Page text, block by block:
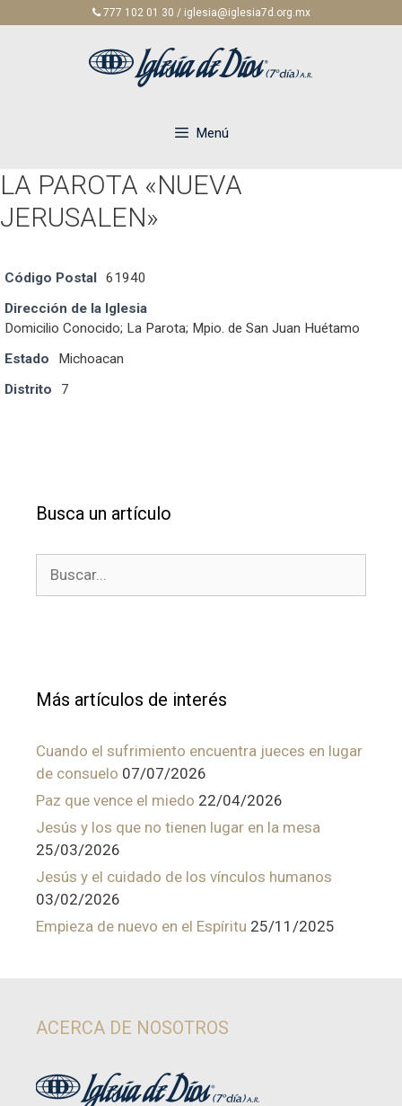
777 102 01 30 / iglesia@iglesia7d.org.mx
Menú
LA PAROTA «NUEVA
JERUSALEN»
Código Postal 61940
Dirección de la Iglesia
Domicilio Conocido; La Parota; Mpio. de San Juan Huétamo
Estado
Michoacan
Distrito
7
Busca un artículo
Más artículos de interés
Cuando el sufrimiento encuentra jueces en lugar
de consuelo 07/07/2026
Paz que vence el miedo 22/04/2026
Jesús y los que no tienen lugar en la mesa
25/03/2026
Jesús y el cuidado de los vínculos humanos
03/02/2026
Empieza de nuevo en el Espíritu 25/11/2025
ACERCA DE NOSOTROS